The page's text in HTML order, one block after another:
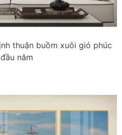
thuận buồm xuôi gió phúc
năm